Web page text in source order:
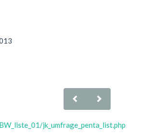
jk_umfrage_penta_list.php